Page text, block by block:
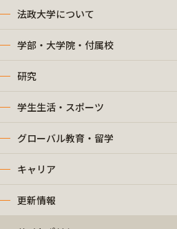
法政大学について
学部・大学院・付属校
研究
学生生活・スポーツ
グローバル教育・留学
キャリア
更新情報